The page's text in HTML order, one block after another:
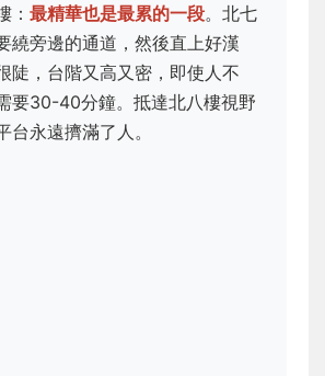
： 最精華也是最累的一段。北七
繞旁邊的通道，然後直上好漢
陡，台階又高又密，即使人不
要30-40分鐘。抵達北八樓視野
台永遠擠滿了人。